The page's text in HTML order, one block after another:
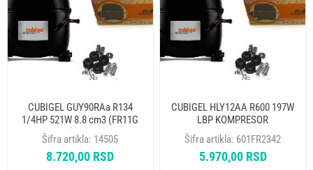
CUBIGEL GUY90RAa R134
1/4HP 521W 8.8 cm3 (FR11G
601FR060) KOMPRESOR
Šifra artikla: 14505
8.720,00 RSD
CUBIGEL HLY12AA R600 197W
LBP KOMPRESOR
Šifra artikla: 601FR2342
5.970,00 RSD